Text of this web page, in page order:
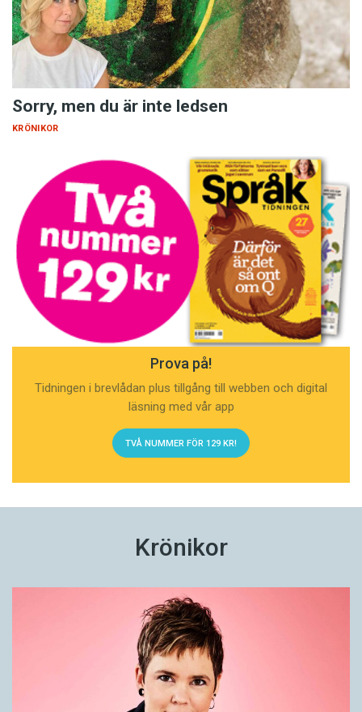
Sorry, men du är inte ledsen
KRÖNIKOR
Prova på!
Tidningen i brevlådan plus tillgång till webben och digital
läsning med vår app
TVÅ NUMMER FÖR 129 KR!
Krönikor